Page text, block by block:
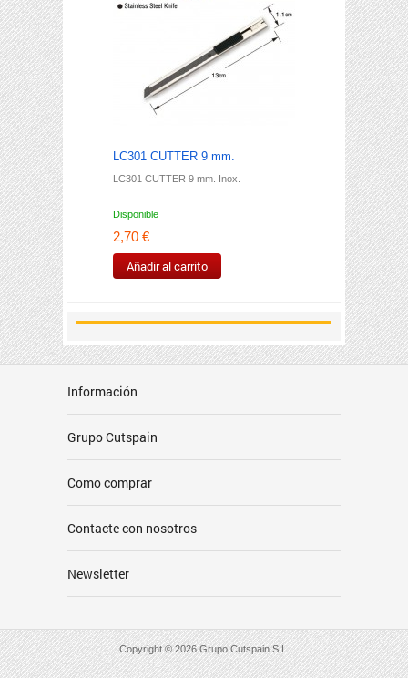
LC301 CUTTER 9 mm.
LC301 CUTTER 9 mm. Inox.
Disponible
2,70 €
Añadir al carrito
Información
Grupo Cutspain
Como comprar
Contacte con nosotros
Newsletter
Copyright © 2026 Grupo Cutspain S.L.